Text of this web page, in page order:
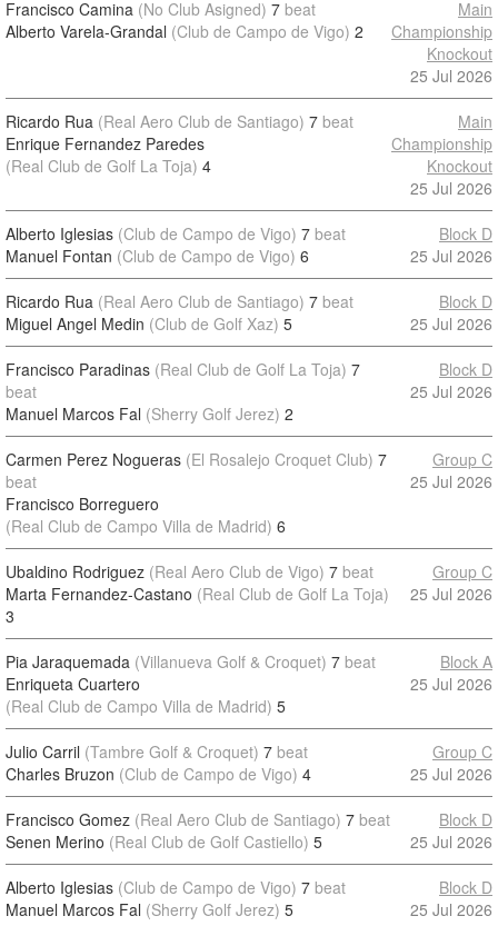
Francisco Camina (No Club Asigned) 7 beat
Alberto Varela-Grandal (Club de Campo de Vigo) 2
Main
Championship
Knockout
25 Jul 2026
Ricardo Rua (Real Aero Club de Santiago) 7 beat
Enrique Fernandez Paredes
(Real Club de Golf La Toja) 4
Main
Championship
Knockout
25 Jul 2026
Alberto Iglesias (Club de Campo de Vigo) 7 beat
Manuel Fontan (Club de Campo de Vigo) 6
Block D
25 Jul 2026
Ricardo Rua (Real Aero Club de Santiago) 7 beat
Miguel Angel Medin (Club de Golf Xaz) 5
Block D
25 Jul 2026
Francisco Paradinas (Real Club de Golf La Toja) 7
beat
Manuel Marcos Fal (Sherry Golf Jerez) 2
Block D
25 Jul 2026
Carmen Perez Nogueras (El Rosalejo Croquet Club) 7
beat
Francisco Borreguero
(Real Club de Campo Villa de Madrid) 6
Group C
25 Jul 2026
Ubaldino Rodriguez (Real Aero Club de Vigo) 7 beat
Marta Fernandez-Castano (Real Club de Golf La Toja)
3
Group C
25 Jul 2026
Pia Jaraquemada (Villanueva Golf & Croquet) 7 beat
Enriqueta Cuartero
(Real Club de Campo Villa de Madrid) 5
Block A
25 Jul 2026
Julio Carril (Tambre Golf & Croquet) 7 beat
Charles Bruzon (Club de Campo de Vigo) 4
Group C
25 Jul 2026
Francisco Gomez (Real Aero Club de Santiago) 7 beat
Senen Merino (Real Club de Golf Castiello) 5
Block D
25 Jul 2026
Alberto Iglesias (Club de Campo de Vigo) 7 beat
Manuel Marcos Fal (Sherry Golf Jerez) 5
Block D
25 Jul 2026